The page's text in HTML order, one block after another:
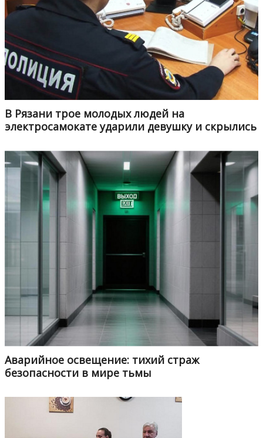
В Рязани трое молодых людей на
электросамокате ударили девушку и скрылись
Аварийное освещение: тихий страж
безопасности в мире тьмы